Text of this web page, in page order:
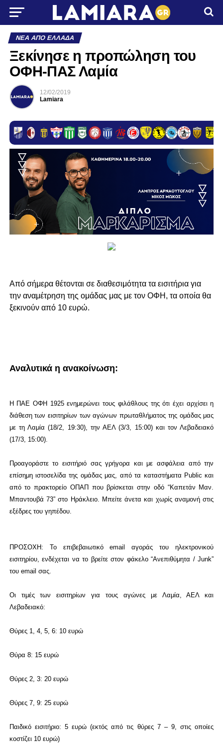
ΝΈΑ ΑΠΌ ΕΛΛΆΔΑ
Ξεκίνησε η προπώληση του
ΟΦΗ-ΠΑΣ Λαμία
12/02/2019
Lamiara
Από σήμερα θέτονται σε διαθεσιμότητα τα εισιτήρια για
την αναμέτρηση της ομάδας μας με τον ΟΦΗ, τα οποία θα
ξεκινούν από 10 ευρώ.
Αναλυτικά η ανακοίνωση:
Η ΠΑΕ ΟΦΗ 1925 ενημερώνει τους φιλάθλους της ότι έχει αρχίσει η
διάθεση των εισιτηρίων των αγώνων πρωταθλήματος της ομάδας μας
με τη Λαμία (18/2, 19:30), την ΑΕΛ (3/3, 15:00) και τον Λεβαδειακό
(17/3, 15:00).
Προαγοράστε το εισιτήριό σας γρήγορα και με ασφάλεια από την
επίσημη ιστοσελίδα της ομάδας μας, από τα καταστήματα Public και
από το πρακτορείο ΟΠΑΠ που βρίσκεται στην οδό “Καπετάν Μαν.
Μπαντουβά 73” στο Ηράκλειο. Μπείτε άνετα και χωρίς αναμονή στις
εξέδρες του γηπέδου.
ΠΡΟΣΟΧΗ: Το επιβεβαιωτικό email αγοράς του ηλεκτρονικού
εισιτηρίου, ενδέχεται να το βρείτε στον φάκελο “Ανεπιθύμητα / Junk”
του email σας.
Οι τιμές των εισιτηρίων για τους αγώνες με Λαμία, ΑΕΛ και
Λεβαδειακό:
Θύρες 1, 4, 5, 6: 10 ευρώ
Θύρα 8: 15 ευρώ
Θύρες 2, 3: 20 ευρώ
Θύρες 7, 9: 25 ευρώ
Παιδικό εισιτήριο: 5 ευρώ (εκτός από τις θύρες 7 – 9, στις οποίες
κοστίζει 10 ευρώ)